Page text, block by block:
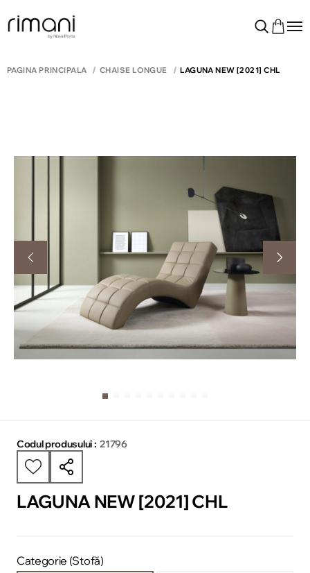
PAGINA PRINCIPALĂ CHAISE LONGUE LAGUNA NEW [2021] CHL
Codul produsului : 21796
LAGUNA NEW [2021] CHL
Categorie (Stofă)